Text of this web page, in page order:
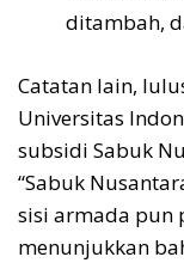
ditambah,
Catatan lain,
Universitas
subsidi Sabuk
“Sabuk
sisi armada pun
menunjukkan